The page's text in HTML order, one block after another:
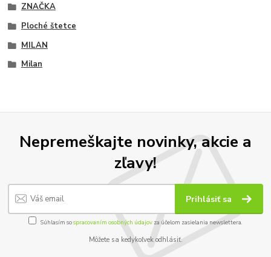
ZNAČKA
Ploché štetce
MILAN
Milan
Nepremeškajte novinky, akcie a
zľavy!
Prihlásiť sa
Súhlasím sospracovaním osobných údajov za účelom zasielania newslettera.
Môžete sa kedykoľvek odhlásiť.